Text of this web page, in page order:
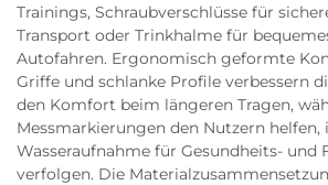
Trainings, Schraubverschlüsse für
Transport oder Trinkhalme für
Autofahren. Ergonomisch geformte
Griffe und schlanke Profile verbessern
den Komfort beim längeren Tragen,
Messmarkierungen den Nutzern
Wasseraufnahme für Gesundheits- und
verfolgen. Die